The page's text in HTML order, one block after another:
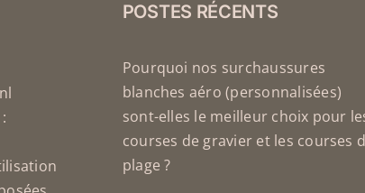
POSTES RÉCENTS
Pourquoi nos surchaussures
blanches aéro (personnalisées)
sont-elles le meilleur choix pour
courses de gravier et les courses
plage ?